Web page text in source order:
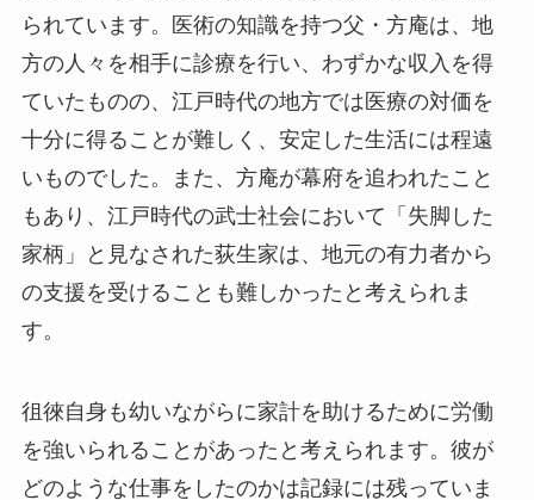
られています。医術の知識を持つ父・方庵は、地
方の人々を相手に診療を行い、わずかな収入を得
ていたものの、江戸時代の地方では医療の対価を
十分に得ることが難しく、安定した生活には程遠
いものでした。また、方庵が幕府を追われたこと
もあり、江戸時代の武士社会において「失脚した
家柄」と見なされた荻生家は、地元の有力者から
の支援を受けることも難しかったと考えられま
す。
徂徠自身も幼いながらに家計を助けるために労働
を強いられることがあったと考えられます。彼が
どのような仕事をしたのかは記録には残っていま